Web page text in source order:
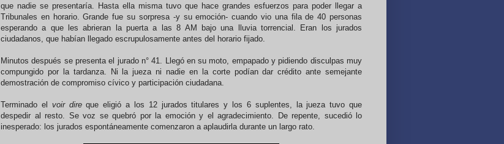
que nadie se presentaría. Hasta ella misma tuvo que hace grandes esfuerzos para poder llegar a
Tribunales en horario. Grande fue su sorpresa -y su emoción- cuando vio una fila de 40 personas
esperando a que les abrieran la puerta a las 8 AM bajo una lluvia torrencial. Eran los jurados
ciudadanos, que habían llegado escrupulosamente antes del horario fijado.
Minutos después se presenta el jurado n° 41. Llegó en su moto, empapado y pidiendo disculpas muy
compungido por la tardanza. Ni la jueza ni nadie en la corte podían dar crédito ante semejante
demostración de compromiso cívico y participación ciudadana.
Terminado el voir direque eligió a los 12 jurados titulares y los 6 suplentes, la jueza tuvo que
despedir al resto. Se voz se quebró por la emoción y el agradecimiento. De repente, sucedió lo
inesperado: los jurados espontáneamente comenzaron a aplaudirla durante un largo rato.